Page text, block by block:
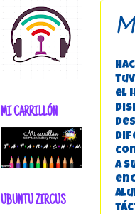
el
a
MI CARRILLÓN
UBUNTU ZIRCUS